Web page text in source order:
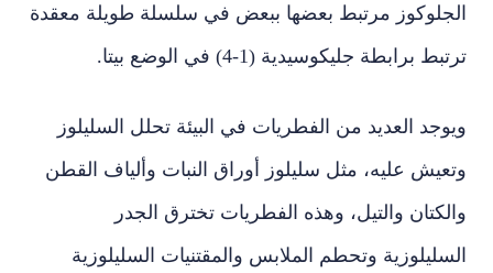
الجلوكوز مرتبط بعضها ببعض في سلسلة طويلة معقدة
ترتبط برابطة جليكوسيدية (1-4) في الوضع بيتا.
ويوجد العديد من الفطريات في البيئة تحلل السليلوز
وتعيش عليه، مثل سليلوز أوراق النبات وألياف القطن
والكتان والتيل، وهذه الفطريات تخترق الجدر
السليلوزية وتحطم الملابس والمقتنيات السليلوزية